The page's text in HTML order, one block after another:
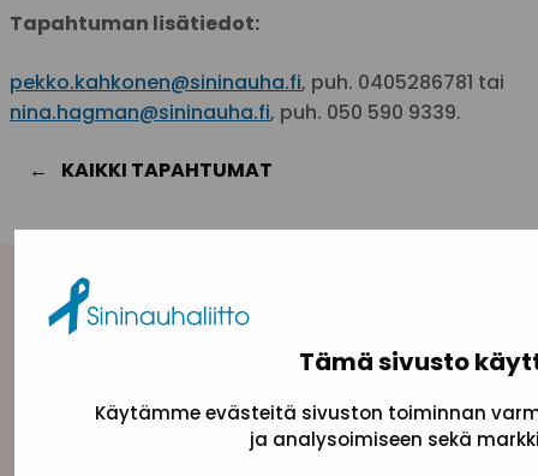
Tämä sivusto
Käytämme evästeitä sivuston toiminnan
ja analysoimiseen sekä
Tapahtuman lisätiedot:
pekko.kahkonen@sininauha.fi, puh. 0405286781 tai
nina.hagman@sininauha.fi, puh. 050 590 9339.
KAIKKI TAPAHTUMAT
Yhteystiedot
Sininauhaliitto (Y-tunnus: 0217042–5)
toimisto@sininauha.fi